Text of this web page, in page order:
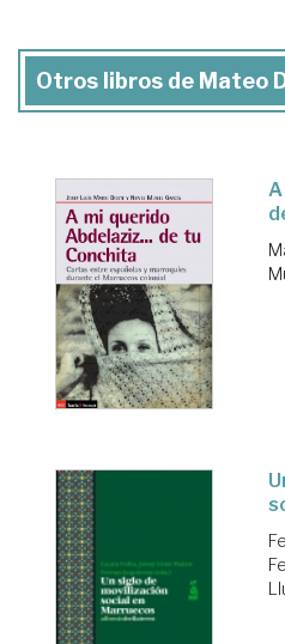
Otros libros de Mateo